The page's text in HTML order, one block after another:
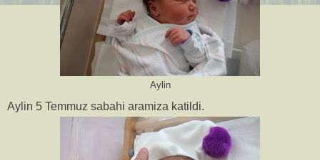
Aylin
Aylin 5 Temmuz sabahi aramiza katildi.